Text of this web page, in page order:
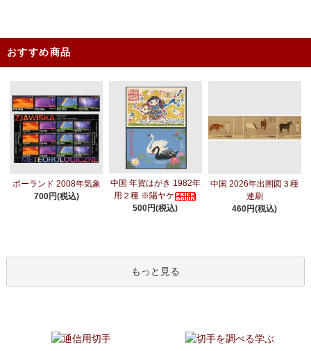
おすすめ商品
ポーランド 2008年気象
700円(税込)
中国 年賀はがき 1982年
用２種 ※陽ヤケ
500円(税込)
中国 2026年出圉図３種
連刷
460円(税込)
もっと見る